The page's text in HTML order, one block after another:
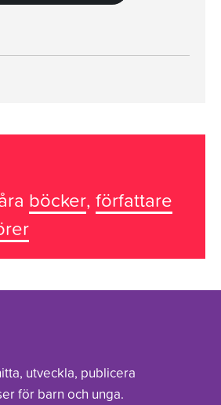
böcker, författare
utveckla, publicera
för barn och unga.